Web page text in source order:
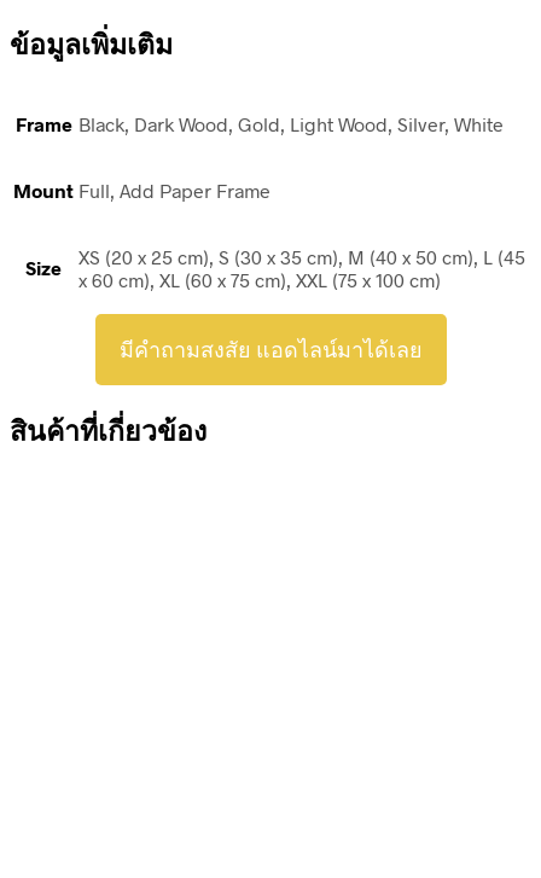
ข้อมูลเพิ่มเติม
Frame Black, Dark Wood, Gold, Light Wood, Silver, White
Mount Full, Add Paper Frame
Size
XS (20 x 25 cm), S (30 x 35 cm), M (40 x 50 cm), L (45
x 60 cm), XL (60 x 75 cm), XXL (75 x 100 cm)
มีคำถามสงสัย แอดไลน์มาได้เลย
สินค้าที่เกี่ยวข้อง